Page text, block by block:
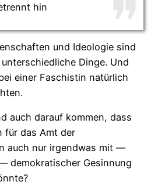
hin
und Ideologie sind
Dinge. Und
einer Faschistin natürlich
auch darauf kommen, dass
für das Amt der
auch nur irgendwas mit —
demokratischer Gesinnung